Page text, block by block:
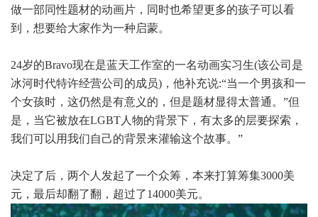
做一部同性题材的动画片，同时也希望更多的孩子可以看
到，想要给大家作为一种启蒙。
24岁的Bravo现在是蓝天工作室的一名动画实习生(该公司是
冰河时代特许经营公司的成员)，他补充说:“当一个男孩和一
个女孩时，这仍然是有意义的，但是题材显得太普通。”但
是，当它被放在LGBT人物的背景下，有太多的层要探索，
我们可以用我们自己的背景来灌输这个故事。”
决定了后，两个人发起了一个众筹，本来打算筹集3000美
元，最后却翻了翻，超过了14000美元。